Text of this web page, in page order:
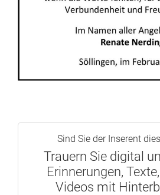
Sind Sie der Inserent
Trauern Sie digital
Erinnerungen,
Videos mit